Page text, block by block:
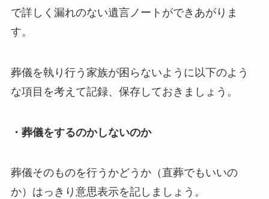
で詳しく漏れのない遺言ノートができあがりま
す。
葬儀を執り行う家族が困らないように以下のよう
な項目を考えて記録、保存しておきましょう。
・葬儀をするのかしないのか
葬儀そのものを行うかどうか（直葬でもいいの
か）はっきり意思表示を記しましょう。